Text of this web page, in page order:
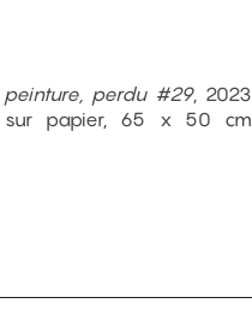
perdu #29, 2023,
sur papier, 65 x 50 cm,